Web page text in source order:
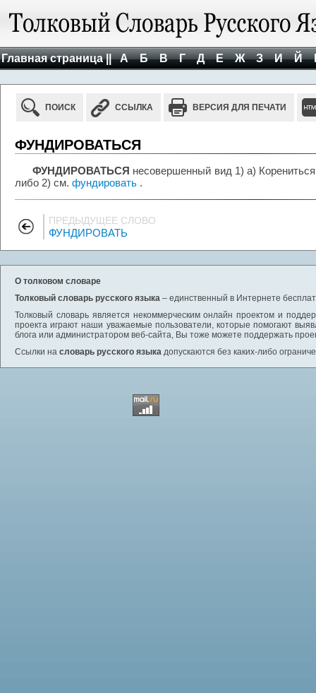
Главная страница || А Б В Г Д Е Ж З И Й
ПОИСК ССЫЛКА ВЕРСИЯ ДЛЯ ПЕЧАТИ
ФУНДИРОВАТЬСЯ
ФУНДИРОВАТЬСЯ несовершенный вид 1) а)
либо 2) см. фундировать .
ПРЕДЫДУЩЕЕ СЛОВО
ФУНДИРОВАТЬ
О толковом словаре
Толковый словарь русского языка – единственный в Интернете
Толковый словарь является некоммерческим онлайн проектом и
проекта играют наши уважаемые пользователи, которые помогают
блога или администратором веб-сайта, Вы тоже можете поддержать
Ссылки на словарь русского языка допускаются без каких-либо